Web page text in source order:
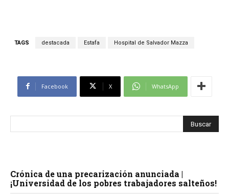
TAGS destacada Estafa Hospital de Salvador Mazza
Facebook X WhatsApp
Crónica de una precarización anunciada |
¡Universidad de los pobres trabajadores salteños!